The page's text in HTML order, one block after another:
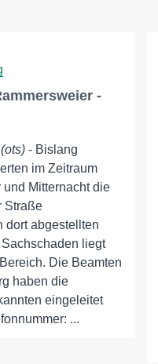
-
- Bislang
im Zeitraum
Mitternacht die
Straße
dort abgestellten
liegt
Die Beamten
haben die
eingeleitet
...